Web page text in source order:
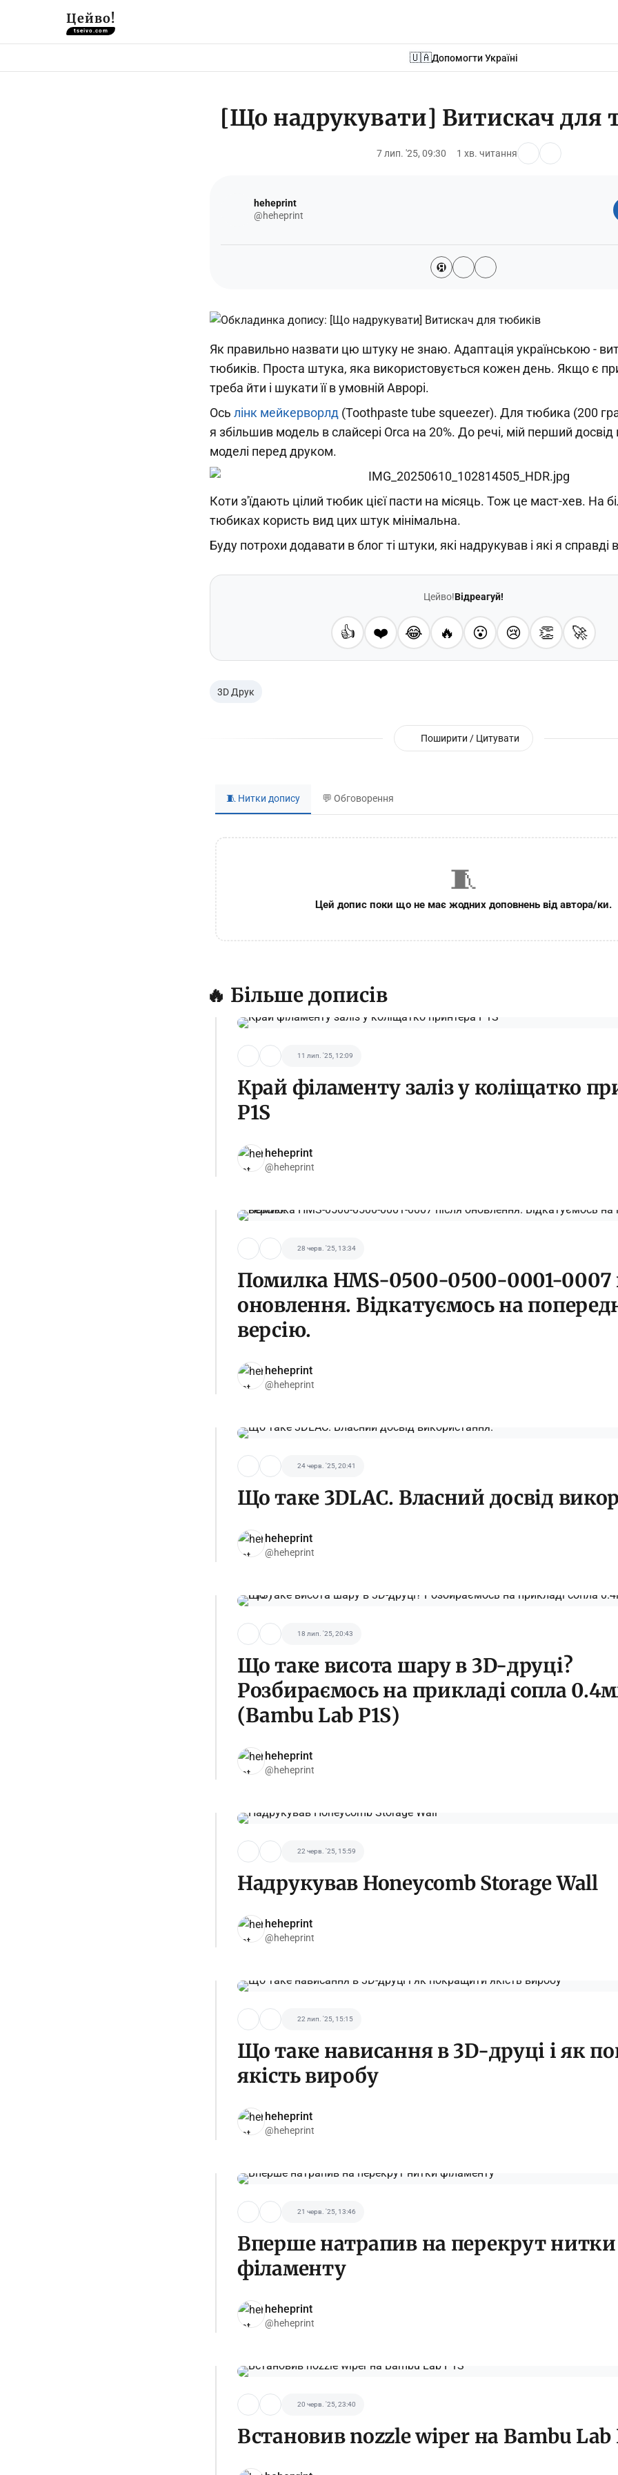
Цейво!
tseivo.com
🇺🇦Допомогти Україні
[Що надрукувати] Витискач для
7 лип. '25, 09:30 1 хв. читання
heheprint
@heheprint
Я
Як правильно назвати цю штуку не знаю. Адаптація українською -
тюбиків. Проста штука, яка використовується кожен день. Якщо є
треба йти і шукати її в умовній Аврорі.
Ось лінк мейкерворлд (Toothpaste tube squeezer). Для тюбика (200
я збільшив модель в слайсері Orca на 20%. До речі, мій перший
моделі перед друком.
Коти з'їдають цілий тюбик цієї пасти на місяць. Тож це маст-хев. На
тюбиках користь вид цих штук мінімальна.
Буду потрохи додавати в блог ті штуки, які надрукував і які я
Цейво!Відреагуй!
👍 ❤️ 😂 🔥 😮 😢 👏 🚀
3D Друк
Поширити / Цитувати
🧵 Нитки допису 💬 Обговорення
🧵
Цей допис поки що не має жодних доповнень від автора/ки.
🔥 Більше дописів
11 лип. '25, 12:09
Край філаменту заліз у коліщатко
P1S
heheprint
@heheprint
28 черв. '25, 13:34
Помилка HMS-0500-0500-0001-0007
оновлення. Відкатуємось на
версію.
heheprint
@heheprint
24 черв. '25, 20:41
Що таке 3DLAC. Власний досвід
heheprint
@heheprint
18 лип. '25, 20:43
Що таке висота шару в 3D-друці?
Розбираємось на прикладі cопла
(Bambu Lab P1S)
heheprint
@heheprint
22 черв. '25, 15:59
Надрукував Honeycomb Storage Wall
heheprint
@heheprint
22 лип. '25, 15:15
Що таке нависання в 3D-друці і як
якість виробу
heheprint
@heheprint
21 черв. '25, 13:46
Вперше натрапив на перекрут нитки
філаменту
heheprint
@heheprint
20 черв. '25, 23:40
Встановив nozzle wiper на Bambu Lab